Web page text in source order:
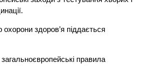
охорони здоров’я піддається
правила